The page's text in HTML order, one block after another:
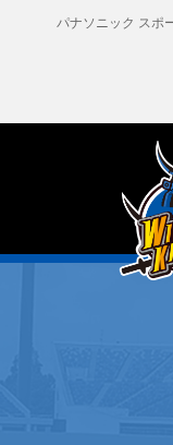
パナソニック スポ